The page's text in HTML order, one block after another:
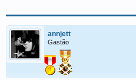
annjett
Gastão